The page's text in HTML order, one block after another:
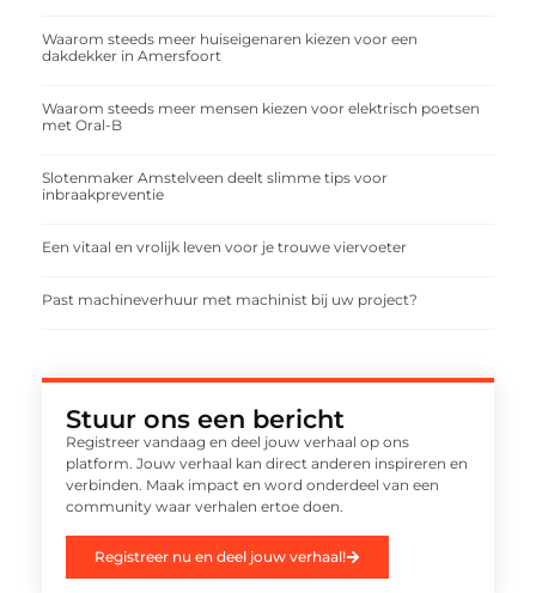
Waarom steeds meer huiseigenaren kiezen voor een
dakdekker in Amersfoort
Waarom steeds meer mensen kiezen voor elektrisch poetsen
met Oral-B
Slotenmaker Amstelveen deelt slimme tips voor
inbraakpreventie
Een vitaal en vrolijk leven voor je trouwe viervoeter
Past machineverhuur met machinist bij uw project?
Stuur ons een bericht
Registreer vandaag en deel jouw verhaal op ons
platform. Jouw verhaal kan direct anderen inspireren en
verbinden. Maak impact en word onderdeel van een
community waar verhalen ertoe doen.
Registreer nu en deel jouw verhaal!